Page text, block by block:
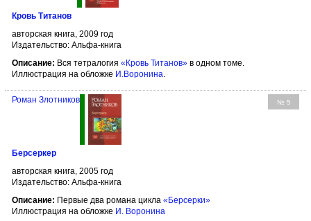
Кровь Титанов
авторская книга, 2009 год
Издательство: Альфа-книга
Описание: Вся тетралогия «Кровь Титанов» в одном томе.
Иллюстрация на обложке И.Воронина
№ 5
Роман Злотников
Берсеркер
авторская книга, 2005 год
Издательство: Альфа-книга
Описание: Первые два романа цикла «Берсерки»
Иллюстрация на обложке И. Воронина